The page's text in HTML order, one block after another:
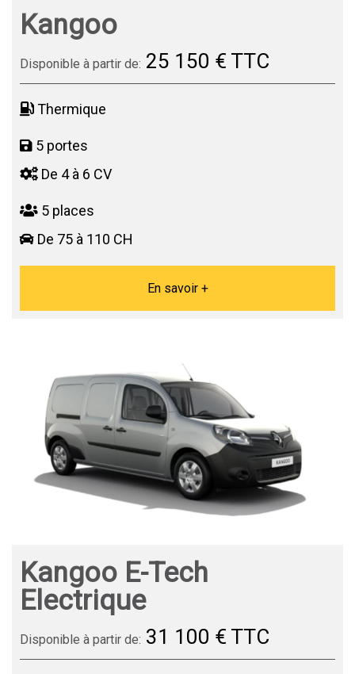
Kangoo
Disponible à partir de: 25 150 € TTC
Thermique
5 portes
De 4 à 6 CV
5 places
De 75 à 110 CH
En savoir +
Kangoo E-Tech
Electrique
Disponible à partir de: 31 100 € TTC